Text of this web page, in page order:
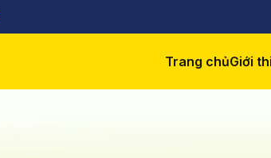
Trang chủGiới